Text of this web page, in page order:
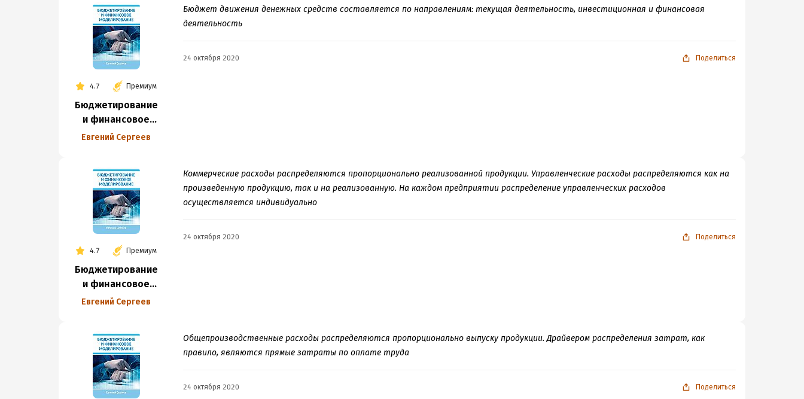
4.7 Премиум
Бюджетирование
и финансовое
моделирование
Евгений Сергеев
Бюджет движения денежных средств составляется по направлениям: текущая деятельность, инвестиционная и финансовая
деятельность
24 октября 2020 Поделиться
4.7 Премиум
Бюджетирование
и финансовое
моделирование
Евгений Сергеев
Коммерческие расходы распределяются пропорционально реализованной продукции. Управленческие расходы распределяются как на
произведенную продукцию, так и на реализованную. На каждом предприятии распределение управленческих расходов
осуществляется индивидуально
24 октября 2020 Поделиться
Общепроизводственные расходы распределяются пропорционально выпуску продукции. Драйвером распределения затрат, как
правило, являются прямые затраты по оплате труда
24 октября 2020 Поделиться